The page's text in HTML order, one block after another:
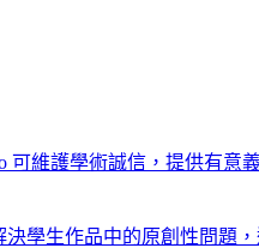
可維護學術誠信，提供有意
決學生作品中的原創性問題